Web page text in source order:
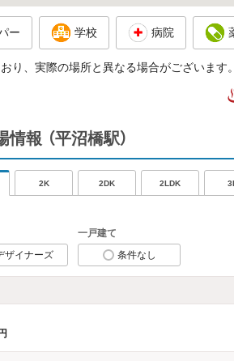
ー 学校 病院
り、実際の場所と異なる場合がございます
情報 （平沼橋駅）
2K 2DK 2LDK
ザイナーズ
一戸建て
条件なし